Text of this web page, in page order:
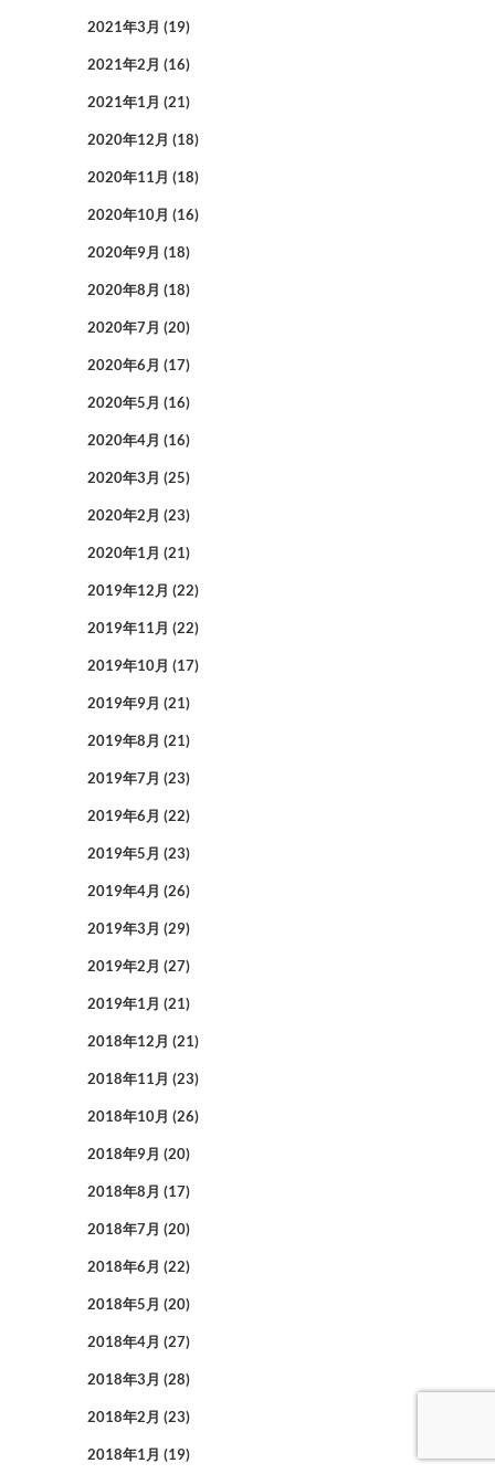
2021年3月 (19)
2021年2月 (16)
2021年1月 (21)
2020年12月 (18)
2020年11月 (18)
2020年10月 (16)
2020年9月 (18)
2020年8月 (18)
2020年7月 (20)
2020年6月 (17)
2020年5月 (16)
2020年4月 (16)
2020年3月 (25)
2020年2月 (23)
2020年1月 (21)
2019年12月 (22)
2019年11月 (22)
2019年10月 (17)
2019年9月 (21)
2019年8月 (21)
2019年7月 (23)
2019年6月 (22)
2019年5月 (23)
2019年4月 (26)
2019年3月 (29)
2019年2月 (27)
2019年1月 (21)
2018年12月 (21)
2018年11月 (23)
2018年10月 (26)
2018年9月 (20)
2018年8月 (17)
2018年7月 (20)
2018年6月 (22)
2018年5月 (20)
2018年4月 (27)
2018年3月 (28)
2018年2月 (23)
2018年1月 (19)